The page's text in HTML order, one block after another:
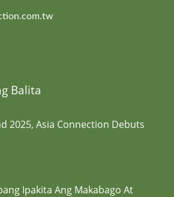
Balita
2025, Asia Connection Debuts
Ipakita Ang Makabago At